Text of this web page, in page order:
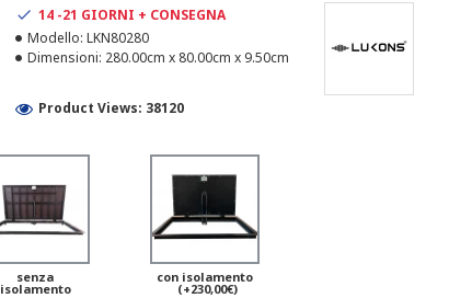
14 -21 GIORNI + CONSEGNA
Modello: LKN80280
Dimensioni: 280.00cm x 80.00cm x 9.50cm
Product Views: 38120
senza
isolamento
con isolamento
(+230,00€)